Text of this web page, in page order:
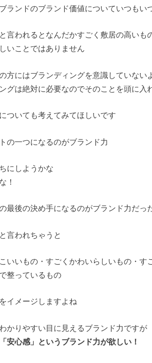
ランドのブランド価値についていつもい
言われるとなんだかすごく敷居の高いも
いことではありません
方にはブランディングを意識していない
グは絶対に必要なのでそのことを頭に入
ついても考えてみてほしいです
の一つになるのがブランド力
にしようかな
！
最後の決め手になるのがブランド力だっ
言われちゃうと
いいもの・すごくかわいらしいもの・す
整っているもの
イメージしますよね
かりやすい目に見えるブランド力ですが
安心感」というブランド力が欲しい！